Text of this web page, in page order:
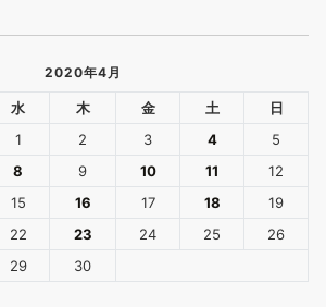
2020年4月
水 木 金 土
日
1
2 3 4
5
8 9 10 11
12
15 16 17 18
19
22 23 24 25
26
29 30